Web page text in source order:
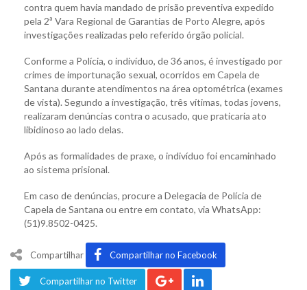
contra quem havia mandado de prisão preventiva expedido
pela 2ª Vara Regional de Garantias de Porto Alegre, após
investigações realizadas pelo referido órgão policial.
Conforme a Polícia, o indivíduo, de 36 anos, é investigado por
crimes de importunação sexual, ocorridos em Capela de
Santana durante atendimentos na área optométrica (exames
de vista). Segundo a investigação, três vítimas, todas jovens,
realizaram denúncias contra o acusado, que praticaria ato
libidinoso ao lado delas.
Após as formalidades de praxe, o indivíduo foi encaminhado
ao sistema prisional.
Em caso de denúncias, procure a Delegacia de Polícia de
Capela de Santana ou entre em contato, via WhatsApp:
(51)9.8502-0425.
Compartilhar Compartilhar no Facebook
Compartilhar no Twitter